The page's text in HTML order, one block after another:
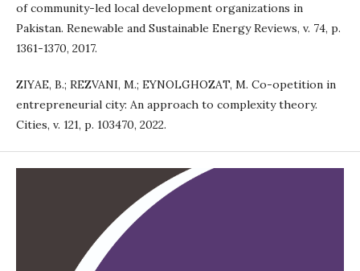
of community-led local development organizations in
Pakistan. Renewable and Sustainable Energy Reviews, v. 74, p.
1361-1370, 2017.
ZIYAE, B.; REZVANI, M.; EYNOLGHOZAT, M. Co-opetition in
entrepreneurial city: An approach to complexity theory.
Cities, v. 121, p. 103470, 2022.